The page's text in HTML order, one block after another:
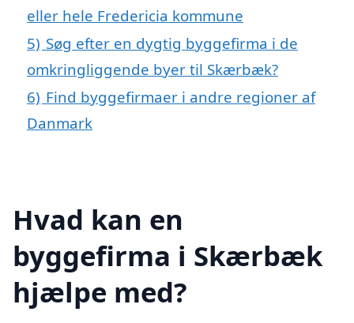
eller hele Fredericia kommune
5) Søg efter en dygtig byggefirma i de
omkringliggende byer til Skærbæk?
6) Find byggefirmaer i andre regioner af
Danmark
Hvad kan en
byggefirma i Skærbæk
hjælpe med?